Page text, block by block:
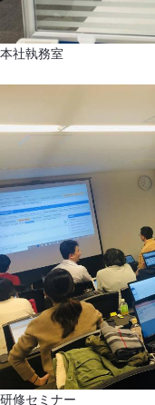
本社執務室
研修セミナー